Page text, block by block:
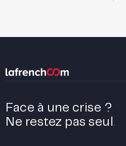
Face à une crise ?
Ne restez pas seul .